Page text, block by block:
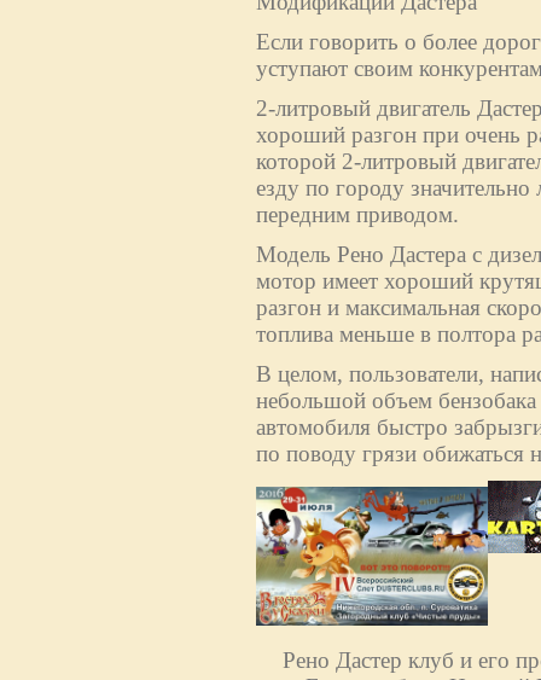
Если говорить о более
уступают своим
2-литровый двигатель
хороший разгон при очень
которой 2-литровый
езду по городу
передним приводом.
Модель Рено Дастера с
мотор имеет хороший
разгон и максимальная
топлива меньше в полтора
В целом, пользователи,
небольшой объем бензобака
автомобиля быстро
по поводу грязи обижаться
Рено Дастер клуб и его